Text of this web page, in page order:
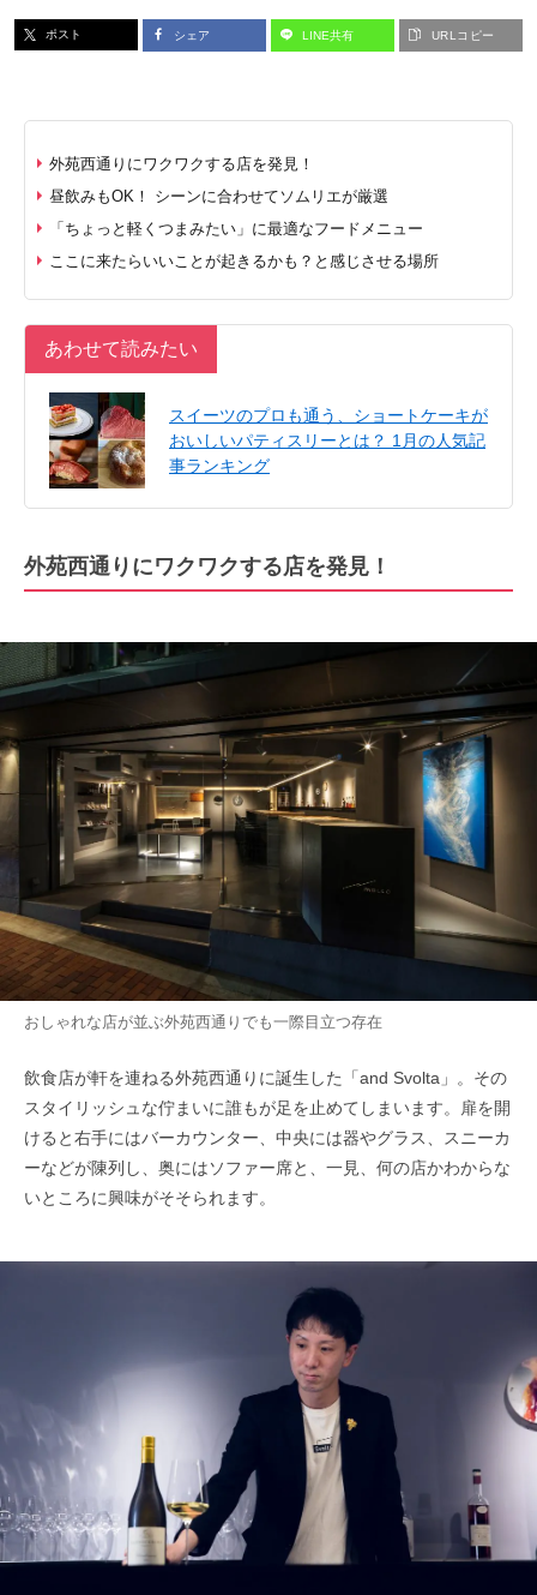
ポスト シェア LINE共有 URLコピー
外苑西通りにワクワクする店を発見！
昼飲みもOK！ シーンに合わせてソムリエが厳選
「ちょっと軽くつまみたい」に最適なフードメニュー
ここに来たらいいことが起きるかも？と感じさせる場所
あわせて読みたい
スイーツのプロも通う、ショートケーキが
おいしいパティスリーとは？ 1月の人気記
事ランキング
外苑西通りにワクワクする店を発見！
おしゃれな店が並ぶ外苑西通りでも一際目立つ存在
飲食店が軒を連ねる外苑西通りに誕生した「and Svolta」。その
スタイリッシュな佇まいに誰もが足を止めてしまいます。扉を開
けると右手にはバーカウンター、中央には器やグラス、スニーカ
ーなどが陳列し、奥にはソファー席と、一見、何の店かわからな
いところに興味がそそられます。